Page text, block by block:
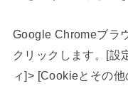
Google Chromeブラ
クリックします。[設
ィ]> [Cookieとその他